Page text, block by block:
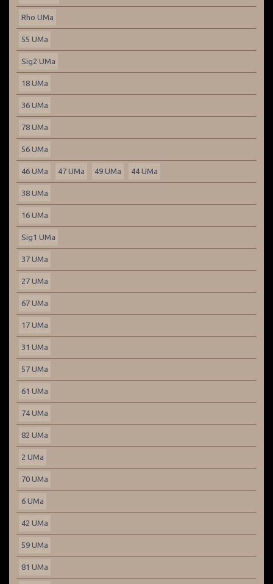
Rho UMa
55 UMa
Sig2 UMa
18 UMa
36 UMa
78 UMa
56 UMa
46 UMa 47 UMa 49 UMa 44 UMa
38 UMa
16 UMa
Sig1 UMa
37 UMa
27 UMa
67 UMa
17 UMa
31 UMa
57 UMa
61 UMa
74 UMa
82 UMa
2 UMa
70 UMa
6 UMa
42 UMa
59 UMa
81 UMa